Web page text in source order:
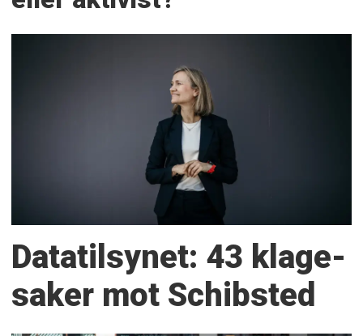
Datatilsynet: 43 klage­
saker mot Schibsted